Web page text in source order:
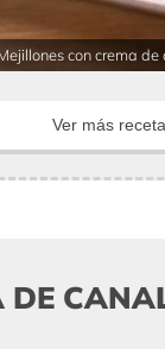
con crema de
Ver más
DE